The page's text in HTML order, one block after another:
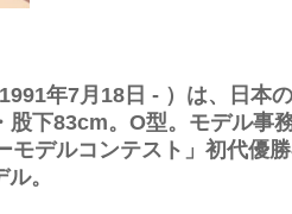
年7月18日 - ）は、日本
下83cm。O型。モデル事
モデルコンテスト」初代優
。